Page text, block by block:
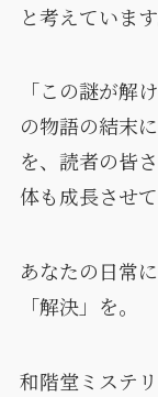
と考えています
「この謎が解
の物語の結末
を、読者の皆
体も成長させ
あなたの日常
「解決」を。
和階堂ミステ